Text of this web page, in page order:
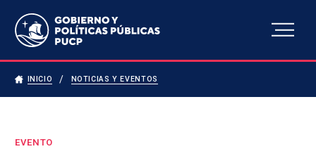
Escuela de Gobierno y
Políticas Públicas
INICIO NOTICIAS Y EVENTOS
EVENTO